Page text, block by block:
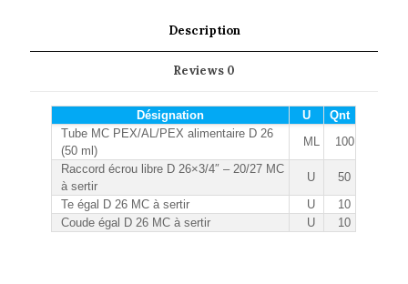
Description
Reviews 0
Désignation U
Qnt
Tube MC PEX/AL/PEX alimentaire D 26
(50 ml)
ML
100
Raccord écrou libre D 26×3/4″ – 20/27 MC
à sertir
U
50
Te égal D 26 MC à sertir
U
10
Coude égal D 26 MC à sertir
U 10